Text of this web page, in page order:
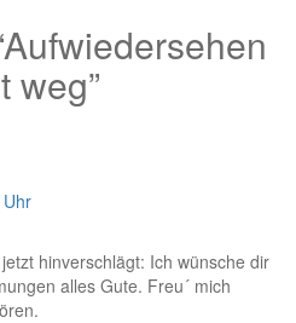
weg”
hinverschlägt: Ich wünsche dir
alles Gute. Freu´ mich